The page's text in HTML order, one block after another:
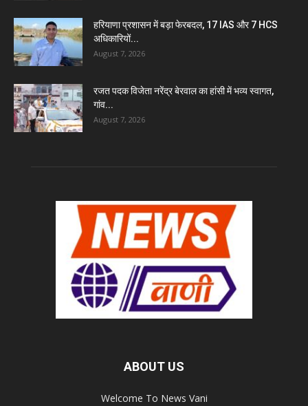
हरियाणा प्रशासन में बड़ा फेरबदल, 17 IAS और 7 HCS
अधिकारियों...
August 7, 2026
रजत पदक विजेता नरेंद्र बेरवाल का हांसी में भव्य स्वागत,
गांव...
August 7, 2026
ABOUT US
Welcome To News Vani